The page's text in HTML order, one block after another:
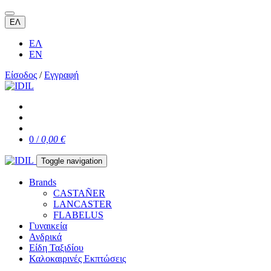
ΕΛ
ΕΛ
EN
Είσοδος /Εγγραφή
0 /0,00 €
Toggle navigation
Brands
CASTAÑER
LANCASTER
FLABELUS
Γυναικεία
Ανδρικά
Είδη Ταξιδίου
Καλοκαιρινές Εκπτώσεις